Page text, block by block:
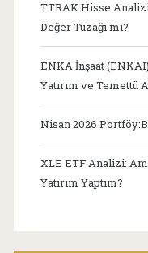
TTRAK Hisse
Değer Tuzağı mı?
ENKA İnşaat
Yatırım ve Temettü
Nisan 2026
XLE ETF Analizi:
Yatırım Yaptım?